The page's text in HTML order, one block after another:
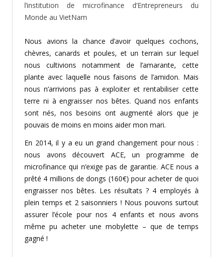
l’institution de microfinance d’Entrepreneurs du
Monde au VietNam
Nous avions la chance d’avoir quelques cochons,
chèvres, canards et poules, et un terrain sur lequel
nous cultivions notamment de l’amarante, cette
plante avec laquelle nous faisons de l’amidon. Mais
nous n’arrivions pas à exploiter et rentabiliser cette
terre ni à engraisser nos bêtes. Quand nos enfants
sont nés, nos besoins ont augmenté alors que je
pouvais de moins en moins aider mon mari.
En 2014, il y a eu un grand changement pour nous :
nous avons découvert ACE, un programme de
microfinance qui n’exige pas de garantie. ACE nous a
prêté 4 millions de dongs (160€) pour acheter de quoi
engraisser nos bêtes. Les résultats ? 4 employés à
plein temps et 2 saisonniers ! Nous pouvons surtout
assurer l’école pour nos 4 enfants et nous avons
même pu acheter une mobylette – que de temps
gagné !